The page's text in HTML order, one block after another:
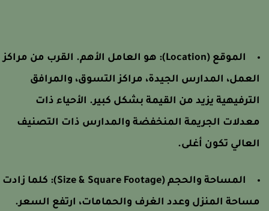
الموقع (Location):
هو العامل الأهم. القرب من مراكز
المدارس الجيدة، مراكز التسوق، والمرافق
يزيد من القيمة بشكل كبير. الأحياء ذات
الجريمة المنخفضة والمدارس ذات التصنيف
تكون أغلى.
المساحة والحجم (Size & Square Footage):
كلما زادت
المنزل وعدد الغرف والحمامات، ارتفع السعر.